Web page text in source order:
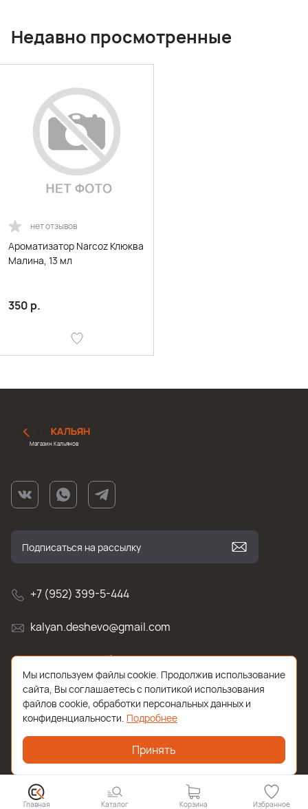
Недавно просмотренные
нет отзывов
Ароматизатор Narcoz Клюква
Малина, 13 мл
350 р.
Магазин Кальянов
+7 (952) 399-5-444
kalyan.deshevo@gmail.com
г. Санкт-Петербург, улица Белы Куна , д.2к1
2026 © Все права защищены. Работает наReadyScript
Главная Каталог Корзина Избранное
Мы используем файлы cookie. Продолжив использование
сайта, Вы соглашаетесь с политикой использования
файлов cookie, обработки персональных данных и
конфиденциальности. Подробнее
Принять